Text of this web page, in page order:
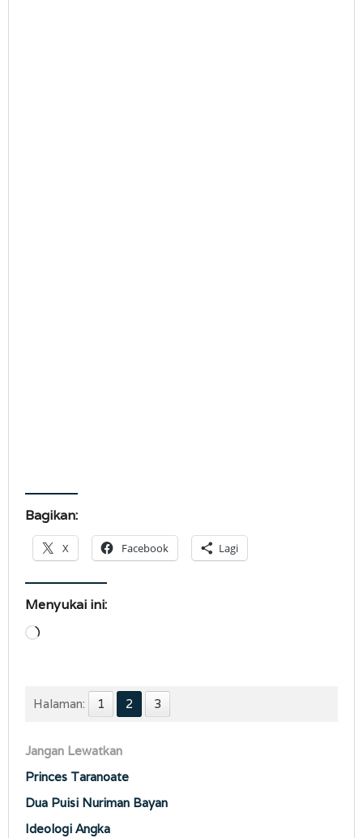
Bagikan:
X Facebook Lagi
Menyukai ini:
Memuat...
Halaman: 1 2 3
Jangan Lewatkan
Princes Taranoate
Dua Puisi Nuriman Bayan
Ideologi Angka